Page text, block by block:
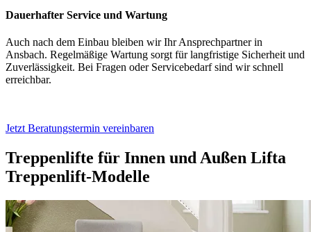
Dauerhafter Service und Wartung
Auch nach dem Einbau bleiben wir Ihr Ansprechpartner in
Ansbach. Regelmäßige Wartung sorgt für langfristige Sicherheit und
Zuverlässigkeit. Bei Fragen oder Servicebedarf sind wir schnell
erreichbar.
Jetzt Beratungstermin vereinbaren
Treppenlifte für Innen und Außen Lifta
Treppenlift-Modelle